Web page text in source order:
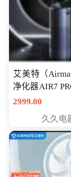
艾美特（
净化器AIR7
屋空气循环负
2999.00
久久电